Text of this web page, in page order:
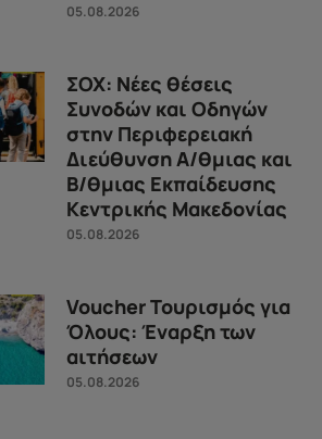
05.08.2026
ΣΟΧ: Νέες θέσεις
Συνοδών και Οδηγών
στην Περιφερειακή
Διεύθυνση Α/θμιας και
Β/θμιας Εκπαίδευσης
Κεντρικής Μακεδονίας
05.08.2026
Voucher Τουρισμός για
Όλους: Έναρξη των
αιτήσεων
05.08.2026